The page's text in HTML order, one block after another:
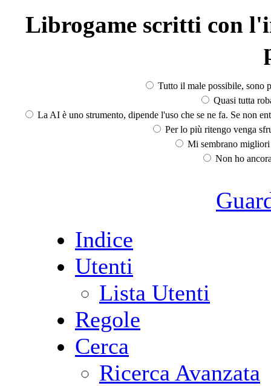
Librogame scritti con
Tutto il male possibile, sono
Quasi tutta
La AI è uno strumento, dipende l'uso che se ne fa. Se non
Per lo più ritengo venga
Mi sembrano
Non ho
Indice
Utenti
Lista Utenti
Regole
Cerca
Ricerca Avanzata